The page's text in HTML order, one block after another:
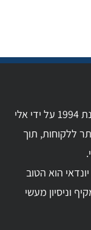
מרכזי השירות הילוך שישי יונדאי הוקמו בשנת 1994 על ידי אלי
ללקוחות, תוך
הוא הטוב
וניסיון מעשי